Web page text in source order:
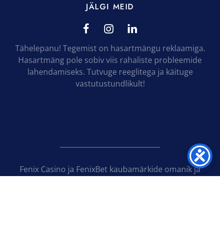
Tähelepanu! Tegemist on hasartmängu reklaamiga.
Hasartmäng pole sobiv viis rahaliste probleemide
lahendamiseks. Tutvuge reeglitega ja käituge
vastutustundlikult!
JÄLGI MEID
Fenix Casino ja FenixBet kaubamärkide omanik ja